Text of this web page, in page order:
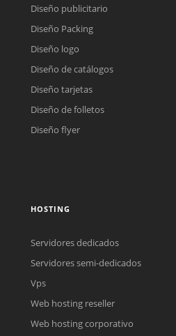
Diseño publicitario
Diseño Packing
Diseño logo
Diseño de catálogos
Diseño tarjetas
Diseño de folletos
Diseño flyer
HOSTING
Servidores dedicados
Servidores semi-dedicados
Vps
Web hosting reseller
Web hosting corporativo